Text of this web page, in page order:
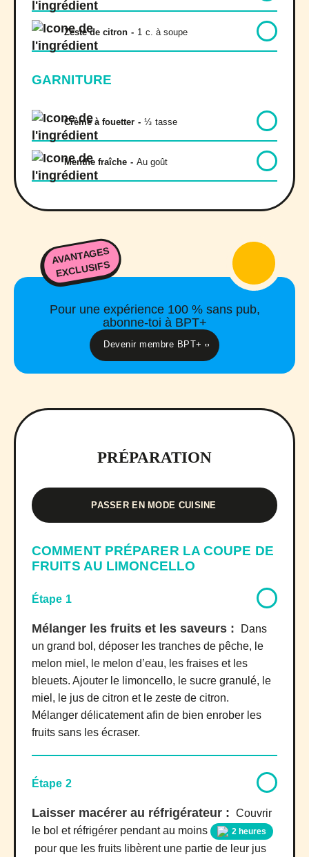
Zeste de citron - 1 c. à soupe
GARNITURE
Crème à fouetter - ⅓ tasse
Menthe fraîche - Au goût
AVANTAGES
EXCLUSIFS
Pour une expérience 100 % sans pub,
abonne-toi à BPT+
Devenir membre BPT+
PRÉPARATION
PASSER EN MODE CUISINE
COMMENT PRÉPARER LA COUPE DE
FRUITS AU LIMONCELLO
Étape 1
Mélanger les fruits et les saveurs :
Dans
un grand bol, déposer les tranches de pêche, le
melon miel, le melon d’eau, les fraises et les
bleuets. Ajouter le limoncello, le sucre granulé, le
miel, le jus de citron et le zeste de citron.
Mélanger délicatement afin de bien enrober les
fruits sans les écraser.
Étape 2
Laisser macérer au réfrigérateur : Couvrir
le bol et réfrigérer pendant au moins
2 heures
pour que les fruits libèrent une partie de leur jus